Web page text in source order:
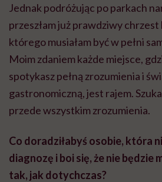
Jednak podróżując po parkach
przeszłam już prawdziwy
którego musiałam być w pełni
Moim zdaniem każde miejsce,
spotykasz pełną zrozumienia i
gastronomiczną, jest rajem.
przede wszystkim zrozumienia.
Co doradziłabyś osobie, która
diagnozę i boi się, że nie będzie
tak, jak dotychczas?